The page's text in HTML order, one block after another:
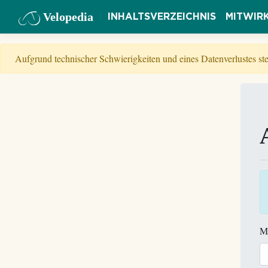
Velopedia INHALTSVERZEICHNIS
Aufgrund technischer Schwierigkeiten und eines Datenverlustes